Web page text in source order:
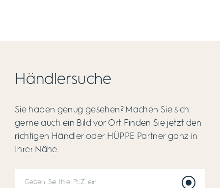
Händlersuche
Sie haben genug gesehen? Machen Sie sich
gerne auch ein Bild vor Ort. Finden Sie jetzt den
richtigen Händler oder HÜPPE Partner ganz in
Ihrer Nähe.